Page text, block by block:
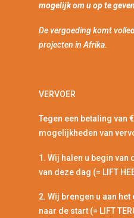
mogelijk om u op te
De vergoeding komt
projecten in Afrika.
VERVOER
Tegen een betaling van
mogelijkheden van
1. Wij halen u begin van
van deze dag (= LIFT
2. Wij brengen u aan
naar de start (= LIFT